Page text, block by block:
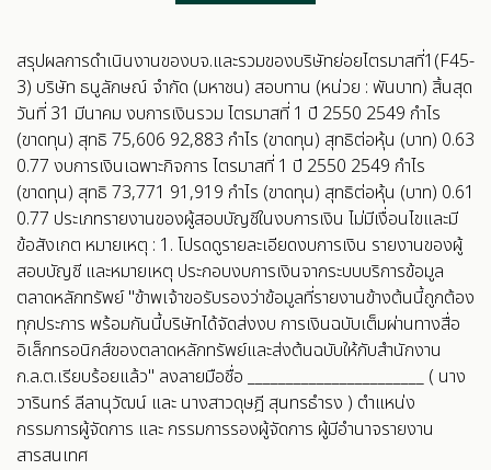
สรุปผลการดำเนินงานของบจ.และรวมของบริษัทย่อยไตรมาสที่1(F45-
3) บริษัท ธนูลักษณ์ จำกัด (มหาชน) สอบทาน (หน่วย : พันบาท) สิ้นสุด
วันที่ 31 มีนาคม งบการเงินรวม ไตรมาสที่ 1 ปี 2550 2549 กำไร
(ขาดทุน) สุทธิ 75,606 92,883 กำไร (ขาดทุน) สุทธิต่อหุ้น (บาท) 0.63
0.77 งบการเงินเฉพาะกิจการ ไตรมาสที่ 1 ปี 2550 2549 กำไร
(ขาดทุน) สุทธิ 73,771 91,919 กำไร (ขาดทุน) สุทธิต่อหุ้น (บาท) 0.61
0.77 ประเภทรายงานของผู้สอบบัญชีในงบการเงิน ไม่มีเงื่อนไขและมี
ข้อสังเกต หมายเหตุ : 1. โปรดดูรายละเอียดงบการเงิน รายงานของผู้
สอบบัญชี และหมายเหตุ ประกอบงบการเงินจากระบบบริการข้อมูล
ตลาดหลักทรัพย์ "ข้าพเจ้าขอรับรองว่าข้อมูลที่รายงานข้างต้นนี้ถูกต้อง
ทุกประการ พร้อมกันนี้บริษัทได้จัดส่งงบ การเงินฉบับเต็มผ่านทางสื่อ
อิเล็กทรอนิกส์ของตลาดหลักทรัพย์และส่งต้นฉบับให้กับสำนักงาน
ก.ล.ต.เรียบร้อยแล้ว" ลงลายมือชื่อ _______________________ ( นาง
วารินทร์ ลีลานุวัฒน์ และ นางสาวดุษฎี สุนทรธำรง ) ตำแหน่ง
กรรมการผู้จัดการ และ กรรมการรองผู้จัดการ ผู้มีอำนาจรายงาน
สารสนเทศ